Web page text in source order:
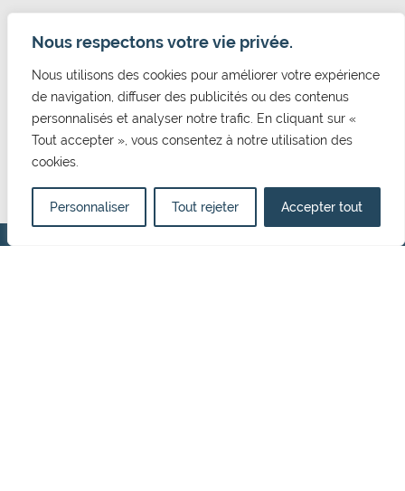
Nous respectons votre vie privée.
Nous utilisons des cookies pour améliorer votre expérience
de navigation, diffuser des publicités ou des contenus
personnalisés et analyser notre trafic. En cliquant sur «
Tout accepter », vous consentez à notre utilisation des
cookies.
Personnaliser Tout rejeter Accepter tout
CONTACT
Mairie de Cormelles Le Royal
20 rue de l'Eglise 14123, Cormelles Le Royal
02 31 52 12 29
mairie@cormellesleroyal.fr